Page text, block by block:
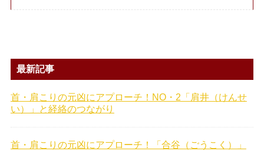
最新記事
首・肩こりの元凶にアプローチ！NO・2「肩井（けんせ
い）」と経絡のつながり
首・肩こりの元凶にアプローチ！「合谷（ごうこく）」